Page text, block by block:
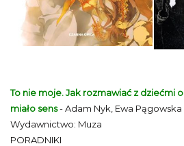
To nie moje. Jak rozmawiać z dziećmi
miało sens- Adam Nyk, Ewa Pągowska
Wydawnictwo: Muza
PORADNIKI